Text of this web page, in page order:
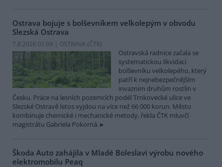
Ostrava bojuje s bolševníkem velkolepým v obvodu
Slezská Ostrava
7.8.2026 01:09 | OSTRAVA (ČTK)
Ostravská radnice začala se
systematickou likvidací
bolševníku velkolepého, který
patří k nejnebezpečnějším
invazním druhům rostlin v
Česku. Práce na lesních pozemcích podél Trnkovecké ulice ve
Slezské Ostravě letos vyjdou na více než 66 000 korun. Město
kombinuje chemické i mechanické metody, řekla ČTK mluvčí
magistrátu Gabriela Pokorná.
Škoda Auto zahájila v Mladé Boleslavi výrobu nového
elektromobilu Peaq